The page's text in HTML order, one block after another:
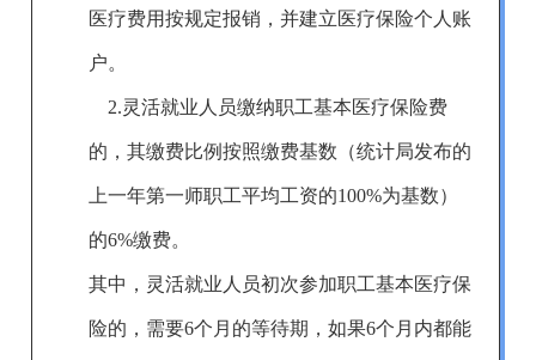
医疗费用按规定报销，并建立医疗保险个人账
户。
2.灵活就业人员缴纳职工基本医疗保险费
的，其缴费比例按照缴费基数（统计局发布的
上一年第一师职工平均工资的100%为基数）
的6%缴费。
其中， 灵活就业人员初次参加职工基本医疗保
险的，需要6个月的等待期，如果6个月内都能